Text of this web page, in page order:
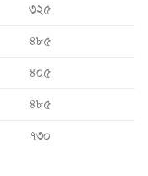
৩২৫
৪৮৫
৪০৫
৪৮৫
৭৩০